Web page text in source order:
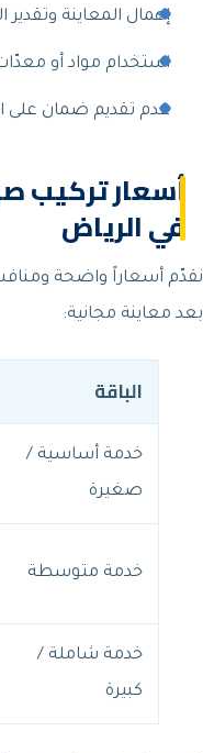
إهمال المعاينة وتقدير
استخدام مواد أو
عدم تقديم ضمان على
أسعار تركيب
في الرياض
نقدّم أسعاراً واضحة
بعد معاينة مجانية:
الباقة
خدمة أساسية /
صغيرة
خدمة متوسطة
خدمة شاملة /
كبيرة